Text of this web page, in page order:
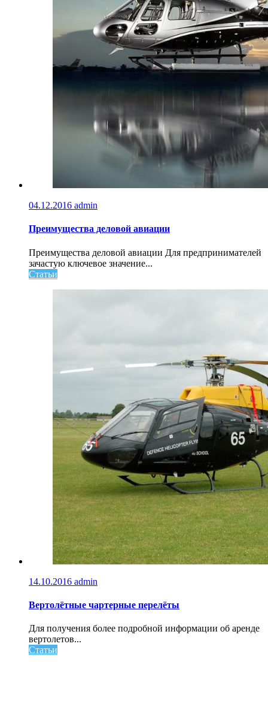
04.12.2016 admin
Преимущества деловой авиации
Преимущества деловой авиации Для предпринимателей
зачастую ключевое значение...
Статьи
14.10.2016 admin
Вертолётные чартерные перелёты
Для получения более подробной информации об аренде
вертолетов...
Статьи